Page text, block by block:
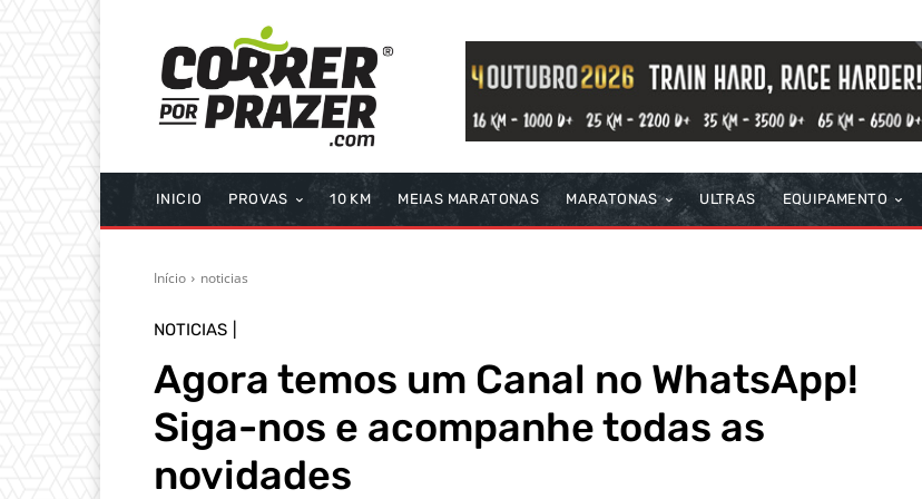
INICIO PROVAS 10 KM MEIAS MARATONAS MARATONAS ULTRAS EQUIPAMENTO
Início noticias
NOTICIAS
Agora temos um Canal no WhatsApp!
Siga-nos e acompanhe todas as
novidades